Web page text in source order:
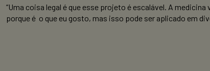
“Uma coisa legal é que esse projeto é escalável. A
porque é o que eu gosto, mas isso pode ser aplicado em